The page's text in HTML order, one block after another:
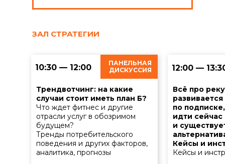
ЗАЛ СТРАТЕГИИ
Всё про
по
идти сейчас
и
Кейсы и
Кейсы и
12:00 —
Трендвотчинг: на какие
случаи стоит иметь план Б?
Что ждет фитнес и другие
отрасли услуг в обозримом
будущем?
Тренды потребительского
поведения и других факторов,
аналитика, прогнозы
ПАНЕЛЬНАЯ
ДИСКУССИЯ
10:30 — 12:00